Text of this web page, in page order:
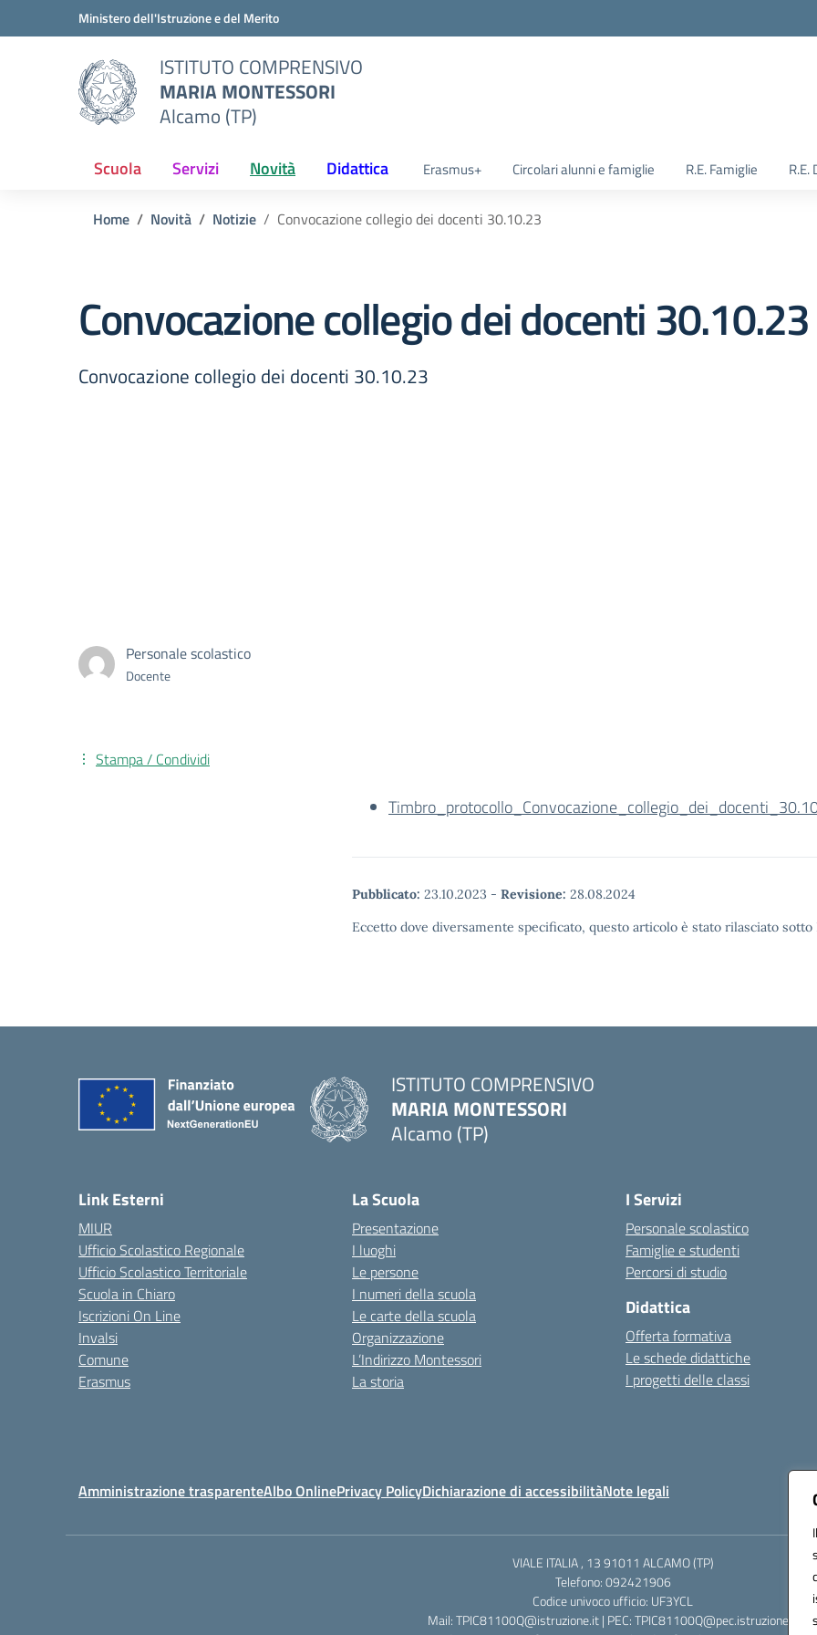
Vai ai contenuti
Vai al menu di navigazioneMinistero dell'Istruzione e del Merito
ISTITUTO COMPRENSIVO
MARIA MONTESSORI
Alcamo (TP)
Scuola Servizi Novità Didattica Erasmus+ Circolari alunni e famiglie R.E. Famiglie R.E.
Home Novità Notizie Convocazione collegio dei docenti 30.10.23
Convocazione collegio dei docenti 30.10.23
Convocazione collegio dei docenti 30.10.23
Personale scolastico
Docente
Pubblicato: 23.10.2023 - Revisione: 28.08.2024
Eccetto dove diversamente specificato, questo articolo è stato rilasciato
Stampa / Condividi
ISTITUTO COMPRENSIVO
MARIA MONTESSORI
Alcamo (TP)
Link Esterni
MIUR
Ufficio Scolastico Regionale
Ufficio Scolastico Territoriale
Scuola in Chiaro
Iscrizioni On Line
Invalsi
Comune
Erasmus
La Scuola
Presentazione
I luoghi
Le persone
I numeri della scuola
Le carte della scuola
Organizzazione
L’Indirizzo Montessori
La storia
I Servizi
Personale scolastico
Famiglie e studenti
Percorsi di studio
Didattica
Offerta formativa
Le schede didattiche
I progetti delle classi
Amministrazione trasparenteAlbo OnlinePrivacy PolicyDichiarazione di accessibilitàNote legali
VIALE ITALIA , 13 91011 ALCAMO (TP)
Telefono: 092421906
Codice univoco ufficio: UF3YCL
Mail: TPIC81100Q@istruzione.it | PEC: TPIC81100Q@pec.istruzione.it